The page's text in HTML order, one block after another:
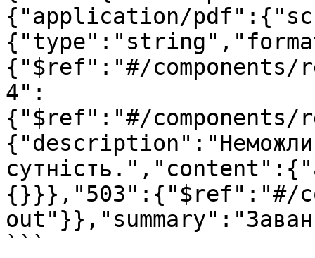
{"application/
{"$ref":"#/components/
4":
{"$ref":"#/components/
{}}},"503":{"$ref":"#/
```